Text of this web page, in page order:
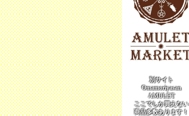
別サイト
Omamoriyasan
AMULET
ここでしか買えない
商品多数あります！